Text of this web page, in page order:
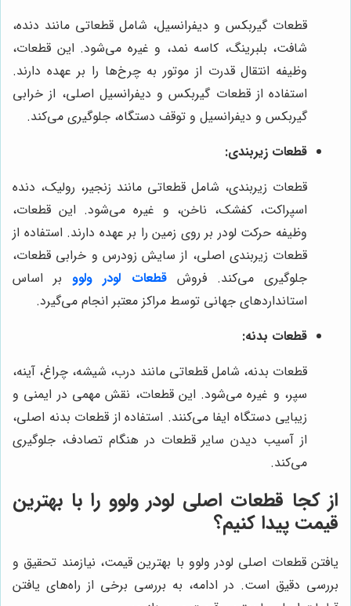
قطعات گیربکس و دیفرانسیل، شامل قطعاتی مانند دنده،
شافت، بلبرینگ، کاسه نمد، و غیره می‌شود. این قطعات،
وظیفه انتقال قدرت از موتور به چرخ‌ها را بر عهده دارند.
استفاده از قطعات گیربکس و دیفرانسیل اصلی، از خرابی
گیربکس و دیفرانسیل و توقف دستگاه، جلوگیری می‌کند.
قطعات زیربندی:
قطعات زیربندی، شامل قطعاتی مانند زنجیر، رولیک، دنده
اسپراکت، کفشک، ناخن، و غیره می‌شود. این قطعات،
وظیفه حرکت لودر بر روی زمین را بر عهده دارند. استفاده از
قطعات زیربندی اصلی، از سایش زودرس و خرابی قطعات،
جلوگیری می‌کند. فروشقطعات لودر ولووبر اساس
استانداردهای جهانی توسط مراکز معتبر انجام می‌گیرد.
قطعات بدنه:
قطعات بدنه، شامل قطعاتی مانند درب، شیشه، چراغ، آینه،
سپر، و غیره می‌شود. این قطعات، نقش مهمی در ایمنی و
زیبایی دستگاه ایفا می‌کنند. استفاده از قطعات بدنه اصلی،
از آسیب دیدن سایر قطعات در هنگام تصادف، جلوگیری
می‌کند.
از کجا قطعات اصلی لودر ولوو را با بهترین
قیمت پیدا کنیم؟
یافتن قطعات اصلی لودر ولوو با بهترین قیمت، نیازمند تحقیق و
بررسی دقیق است. در ادامه، به بررسی برخی از راه‌های یافتن